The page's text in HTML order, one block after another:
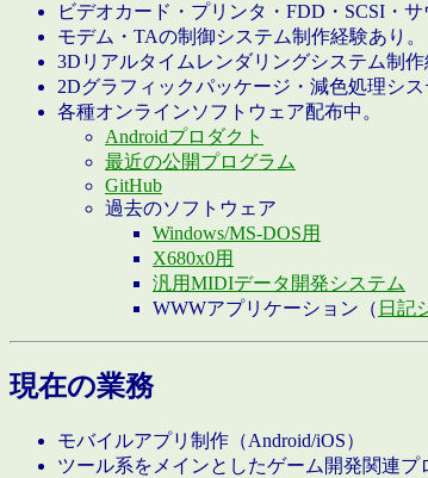
ビデオカード・プリンタ・FDD・SCSI・
モデム・TAの制御システム制作経験あり。
3Dリアルタイムレンダリングシステム制作
2Dグラフィックパッケージ・減色処理シス
各種オンラインソフトウェア配布中。
Androidプロダクト
最近の公開プログラム
GitHub
過去のソフトウェア
Windows/MS-DOS用
X680x0用
汎用MIDIデータ開発システム
WWWアプリケーション（ 日記
現在の業務
モバイルアプリ制作（Android/iOS）
ツール系をメインとしたゲーム開発関連プ